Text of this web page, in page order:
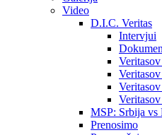
Video
D.I.C. Veritas
Intervjui
MSP: Srbija vs
Prenosimo